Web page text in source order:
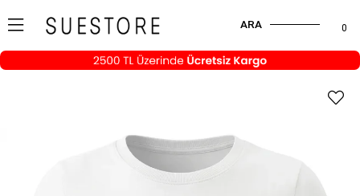
0
ARA